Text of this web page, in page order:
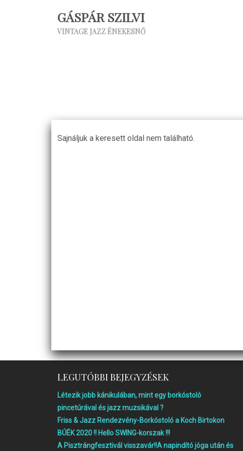
GÁSPÁR SZILVI
VINTAGE JAZZ ÉNEKESNŐ
Sajnáljuk a keresett oldal nem található.
LEGUTÓBBI BEJEGYZÉSEK
Létezik jobb kánikulában, mint egy borkóstoló
pincetúrával és jazz muzsikával ?
Friss & Jazz Rendezvény-Borkóstoló a Koch Birtokon
BÚÉK 2020 !! Hello SWING-korszak !!!
A Pisztrángfesztivál visszavár!!A napindító jóga után és